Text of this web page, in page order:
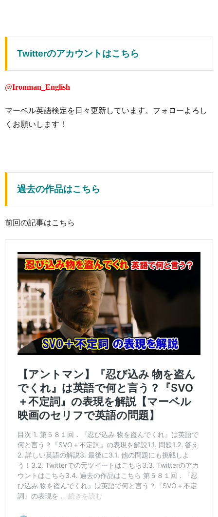
Twitterのアカウントはこちら
@Ironman_English
マーベル英語検定を日々更新しています。フォローよろし
くお願いします！
過去の作品はこちら
前回の記事はこちら